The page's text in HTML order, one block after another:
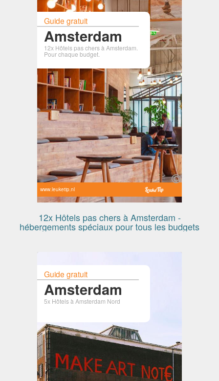
Guide gratuit
Amsterdam
12x Hôtels pas chers à Amsterdam.
Pour chaque budget.
www.leuketip.nl
12x Hôtels pas chers à Amsterdam -
hébergements spéciaux pour tous les budgets
Guide gratuit
Amsterdam
5x Hôtels à Amsterdam Nord